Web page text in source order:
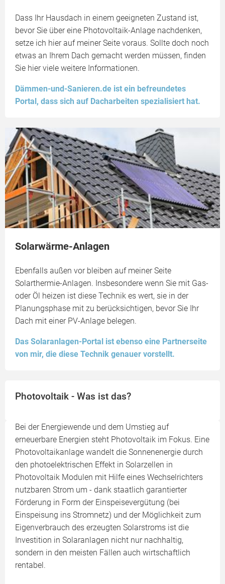
Dass Ihr Hausdach in einem geeigneten Zustand ist,
bevor Sie über eine Photovoltaik-Anlage nachdenken,
setze ich hier auf meiner Seite voraus. Sollte doch noch
etwas an Ihrem Dach gemacht werden müssen, finden
Sie hier viele weitere Informationen.
Dämmen-und-Sanieren.de ist ein befreundetes
Portal, dass sich auf Dacharbeiten spezialisiert hat.
Solarwärme-Anlagen
Ebenfalls außen vor bleiben auf meiner Seite
Solarthermie-Anlagen. Insbesondere wenn Sie mit Gas-
oder Öl heizen ist diese Technik es wert, sie in der
Planungsphase mit zu berücksichtigen, bevor Sie Ihr
Dach mit einer PV-Anlage belegen.
Das Solaranlagen-Portal ist ebenso eine Partnerseite
von mir, die diese Technik genauer vorstellt.
Photovoltaik - Was ist das?
Bei der Energiewende und dem Umstieg auf
erneuerbare Energien steht Photovoltaik im Fokus. Eine
Photovoltaikanlage wandelt die Sonnenenergie durch
den photoelektrischen Effekt in Solarzellen in
Photovoltaik Modulen mit Hilfe eines Wechselrichters
nutzbaren Strom um - dank staatlich garantierter
Förderung in Form der Einspeisevergütung (bei
Einspeisung ins Stromnetz) und der Möglichkeit zum
Eigenverbrauch des erzeugten Solarstroms ist die
Investition in Solaranlagen nicht nur nachhaltig,
sondern in den meisten Fällen auch wirtschaftlich
rentabel.